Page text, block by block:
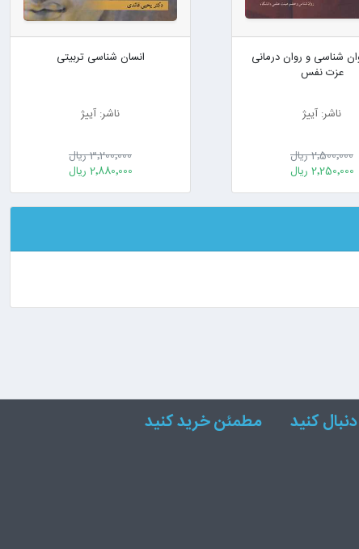
شناسی و روان درمانی
عزت نفس
ناشر: آییژ
2٬500٬000 ریال
2٬250٬000 ریال
انسان شناسی تربیتی
ناشر: آییژ
3٬200٬000 ریال
2٬880٬000 ریال
کنید مطمئن خرید کنید